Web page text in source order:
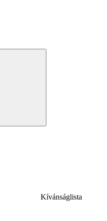
Kívánságlista